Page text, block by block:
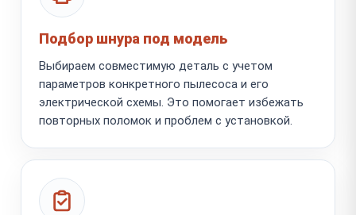
Подбор шнура под модель
Выбираем совместимую деталь с учетом
параметров конкретного пылесоса и его
электрической схемы. Это помогает избежать
повторных поломок и проблем с установкой.